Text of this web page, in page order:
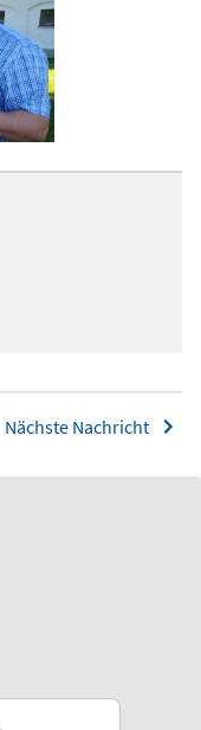
Nächste Nachricht